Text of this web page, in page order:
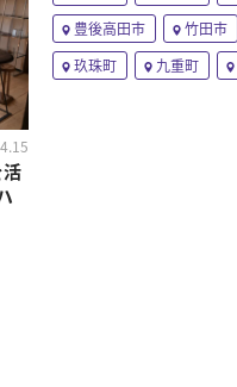
豊後高田市
竹田市
玖珠町
九重町